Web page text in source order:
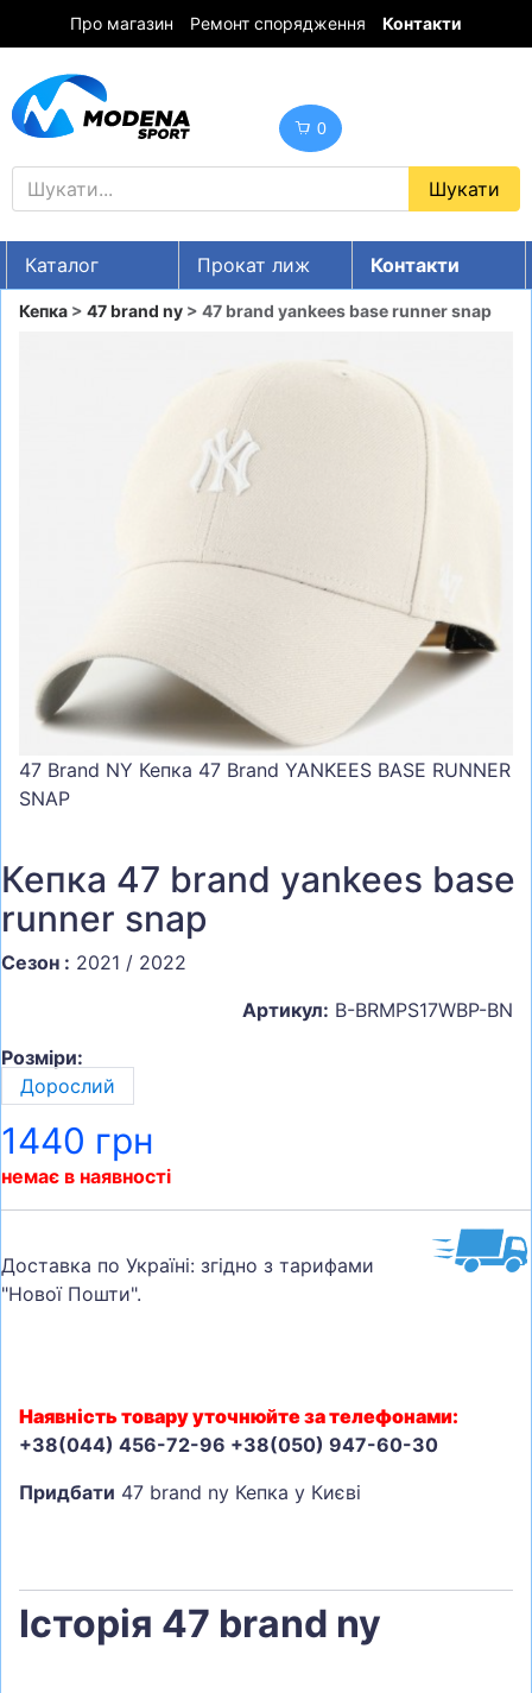
Про магазин Ремонт спорядження Контакти
0
Каталог Прокат лиж
Контакти
UA RU EN
ВЕЛОСИПЕДИ
САМОКАТИ
ТЕНІС, БАДМІНТОН
ВОДНІ ВИДИ СПОРТУ
Кепка > 47 brand ny > 47 brand yankees base runner snap
47 Brand NY Кепка 47 Brand YANKEES BASE RUNNER
SNAP
Кепка 47 brand yankees base
runner snap
Сезон : 2021 / 2022
Артикул: B-BRMPS17WBP-BN
Розміри:
Дорослий
1440 грн
немає в наявності
Доставка по Україні: згідно з тарифами
"Нової Пошти".
Наявність товару уточнюйте за телефонами:
+38(044) 456-72-96 +38(050) 947-60-30
Придбати 47 brand ny Кепка у Києві
Історія 47 brand ny